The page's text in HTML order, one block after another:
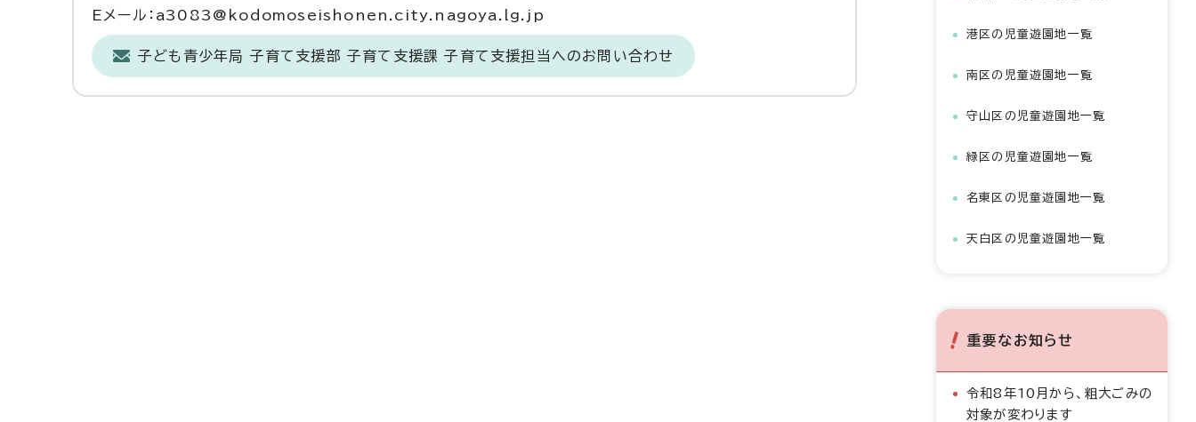
Eメール：a3083@kodomoseishonen.city.nagoya.lg.jp
子ども青少年局 子育て支援部 子育て支援課 子育て支援担当へのお問い合わせ
港区の児童遊園地一覧
南区の児童遊園地一覧
守山区の児童遊園地一覧
緑区の児童遊園地一覧
名東区の児童遊園地一覧
天白区の児童遊園地一覧
重要なお知らせ
令和8年10月から、粗大ごみの
対象が変わります